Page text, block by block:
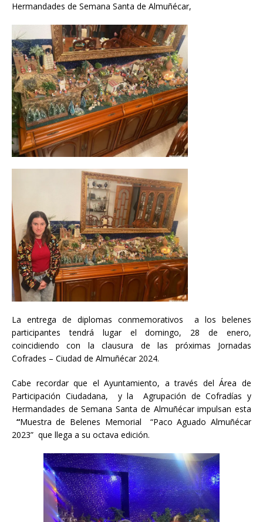
Hermandades de Semana Santa de Almuñécar,
La entrega de diplomas conmemorativos a los belenes
participantes tendrá lugar el domingo, 28 de enero,
coincidiendo con la clausura de las próximas Jornadas
Cofrades – Ciudad de Almuñécar 2024.
Cabe recordar que el Ayuntamiento, a través del Área de
Participación Ciudadana, y la Agrupación de Cofradías y
Hermandades de Semana Santa de Almuñécar impulsan esta
“Muestra de Belenes Memorial “Paco Aguado Almuñécar
2023” que llega a su octava edición.